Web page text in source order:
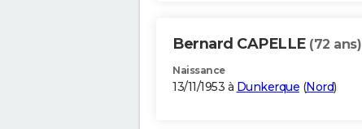
Bernard CAPELLE (72 ans)
Naissance
13/11/1953 à Dunkerque (Nord)